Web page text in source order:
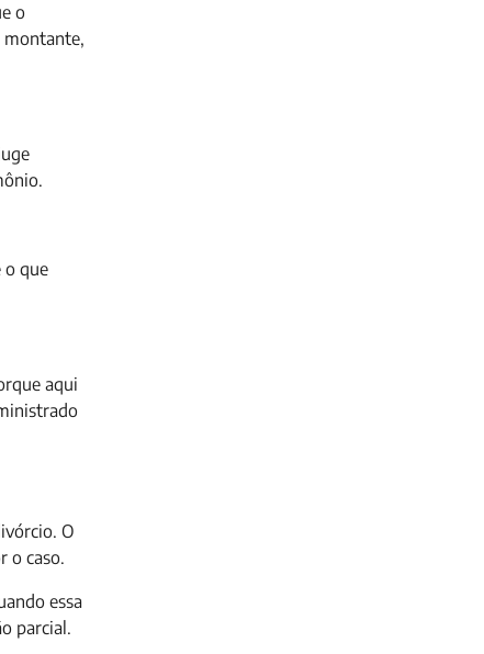
o
montante,
o que
aqui
O
o caso.
essa
parcial.